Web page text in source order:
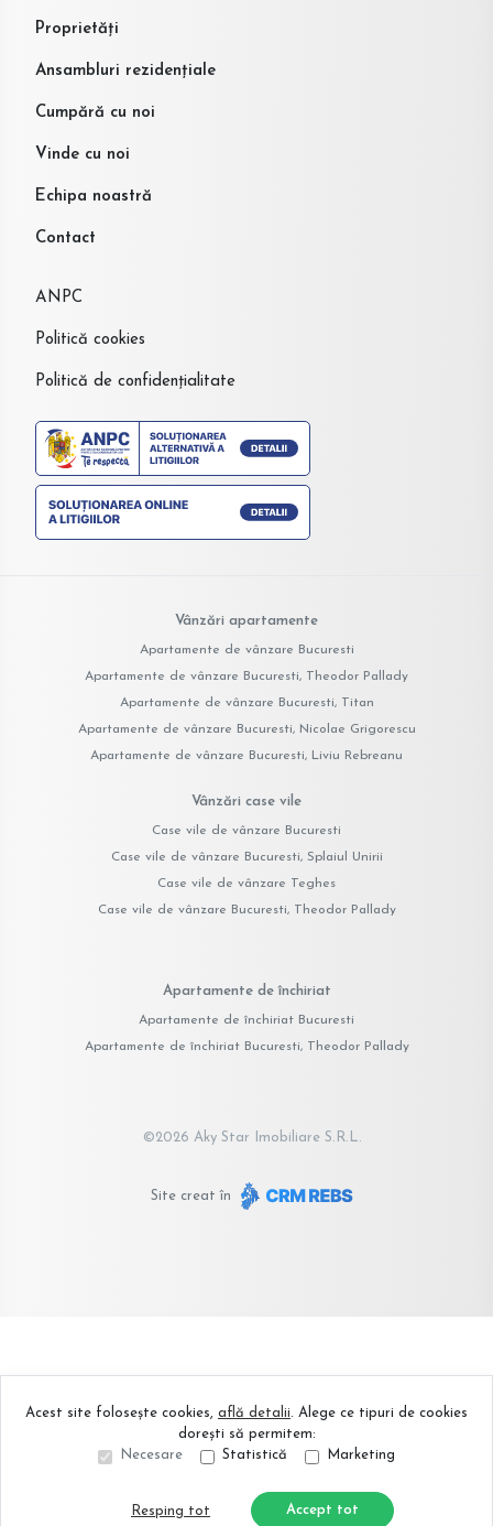
Proprietăți
Ansambluri rezidențiale
Cumpără cu noi
Vinde cu noi
Echipa noastră
Contact
ANPC
Politică cookies
Politică de confidențialitate
Vânzări apartamente
Apartamente de vânzare Bucuresti
Apartamente de vânzare Bucuresti, Theodor Pallady
Apartamente de vânzare Bucuresti, Titan
Apartamente de vânzare Bucuresti, Nicolae Grigorescu
Apartamente de vânzare Bucuresti, Liviu Rebreanu
Vânzări case vile
Case vile de vânzare Bucuresti
Case vile de vânzare Bucuresti, Splaiul Unirii
Case vile de vânzare Teghes
Case vile de vânzare Bucuresti, Theodor Pallady
Apartamente de închiriat
Apartamente de închiriat Bucuresti
Apartamente de închiriat Bucuresti, Theodor Pallady
©2026 Aky Star Imobiliare S.R.L.
Site creat în
Acest site folosește cookies, află detalii. Alege ce tipuri de cookies
dorești să permitem:
Necesare
Statistică Marketing
Resping tot Accept tot